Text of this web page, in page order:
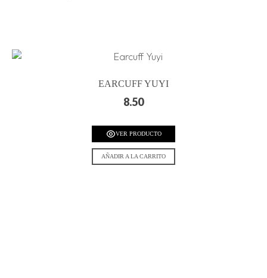
EARCUFF YUYI
8.50
VER PRODUCTO
AÑADIR A LA CARRITO